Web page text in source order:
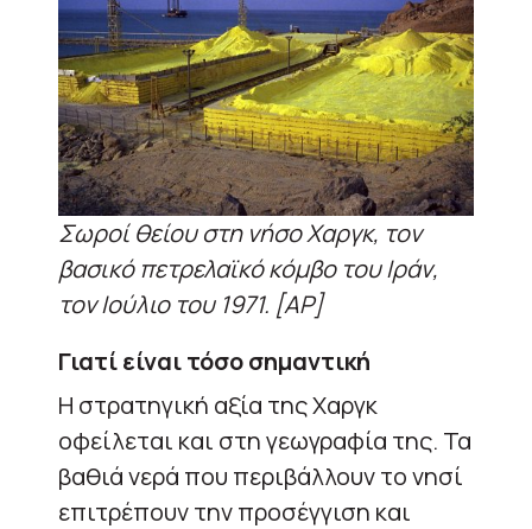
Σωροί θείου στη νήσο Χαργκ, τον
βασικό πετρελαϊκό κόμβο του Ιράν,
τον Ιούλιο του 1971. [AP]
Γιατί είναι τόσο σημαντική
Η στρατηγική αξία της Χαργκ
οφείλεται και στη γεωγραφία της. Τα
βαθιά νερά που περιβάλλουν το νησί
επιτρέπουν την προσέγγιση και